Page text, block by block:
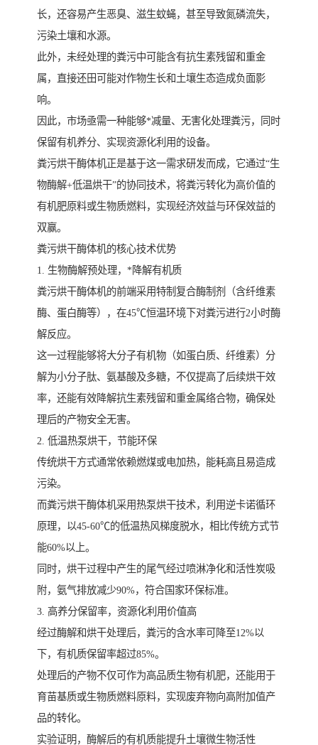
长，还容易产生恶臭、滋生蚊蝇，甚至导致氮磷流失，
污染土壤和水源。
此外，未经处理的粪污中可能含有抗生素残留和重金
属，直接还田可能对作物生长和土壤生态造成负面影
响。
因此，市场亟需一种能够*减量、无害化处理粪污，同时
保留有机养分、实现资源化利用的设备。
粪污烘干酶体机正是基于这一需求研发而成，它通过“生
物酶解+低温烘干”的协同技术，将粪污转化为高价值的
有机肥原料或生物质燃料，实现经济效益与环保效益的
双赢。
粪污烘干酶体机的核心技术优势
1. 生物酶解预处理，*降解有机质
粪污烘干酶体机的前端采用特制复合酶制剂（含纤维素
酶、蛋白酶等），在45℃恒温环境下对粪污进行2小时酶
解反应。
这一过程能够将大分子有机物（如蛋白质、纤维素）分
解为小分子肽、氨基酸及多糖，不仅提高了后续烘干效
率，还能有效降解抗生素残留和重金属络合物，确保处
理后的产物安全无害。
2. 低温热泵烘干，节能环保
传统烘干方式通常依赖燃煤或电加热，能耗高且易造成
污染。
而粪污烘干酶体机采用热泵烘干技术，利用逆卡诺循环
原理，以45-60℃的低温热风梯度脱水，相比传统方式节
能60%以上。
同时，烘干过程中产生的尾气经过喷淋净化和活性炭吸
附，氨气排放减少90%，符合国家环保标准。
3. 高养分保留率，资源化利用价值高
经过酶解和烘干处理后，粪污的含水率可降至12%以
下，有机质保留率超过85%。
处理后的产物不仅可作为高品质生物有机肥，还能用于
育苗基质或生物质燃料原料，实现废弃物向高附加值产
品的转化。
实验证明，酶解后的有机质能提升土壤微生物活性